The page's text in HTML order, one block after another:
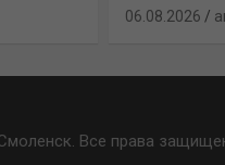
06.08.2026
Все права